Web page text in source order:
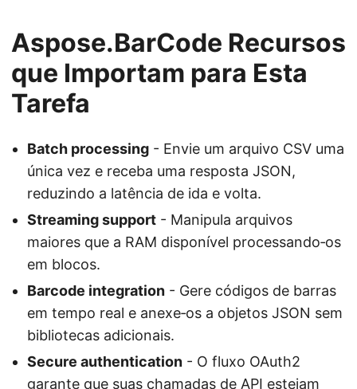
Aspose.BarCode Recursos
que Importam para Esta
Tarefa
Batch processing - Envie um arquivo CSV uma
única vez e receba uma resposta JSON,
reduzindo a latência de ida e volta.
Streaming support - Manipula arquivos
maiores que a RAM disponível processando‑os
em blocos.
Barcode integration - Gere códigos de barras
em tempo real e anexe‑os a objetos JSON sem
bibliotecas adicionais.
Secure authentication - O fluxo OAuth2
garante que suas chamadas de API estejam